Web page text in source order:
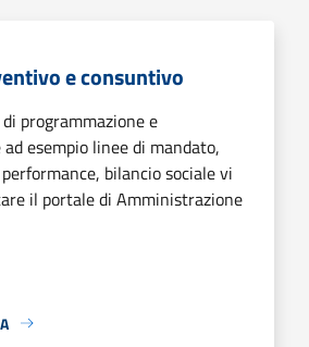
e consuntivo
programmazione e
esempio linee di mandato,
bilancio sociale vi
il portale di Amministrazione